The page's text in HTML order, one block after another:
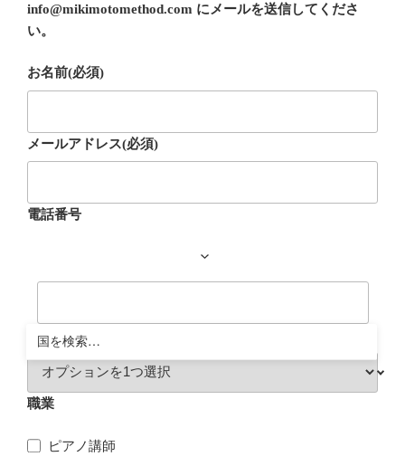
info@mikimotomethod.com にメールを送信してくださ
い。
お名前(必須)
メールアドレス(必須)
電話番号
都道府県
職業
ピアノ講師